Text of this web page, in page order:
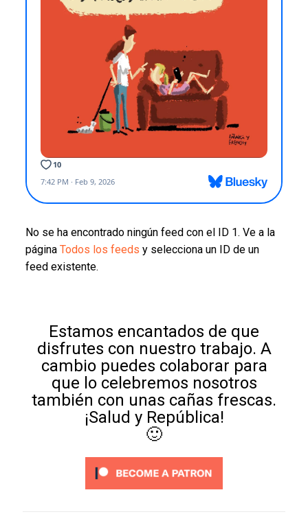
No se ha encontrado ningún feed con el ID 1. Ve a la
página Todos los feeds y selecciona un ID de un
feed existente.
Estamos encantados de que
disfrutes con nuestro trabajo. A
cambio puedes colaborar para
que lo celebremos nosotros
también con unas cañas frescas.
¡Salud y República!
🙂